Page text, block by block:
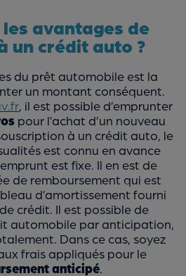
avantages de
un crédit auto ?
du prêt automobile est la
un montant conséquent.
, il est possible d’emprunter
pour l’achat d’un nouveau
à un crédit auto, le
est connu en avance
est fixe. Il en est de
de remboursement qui est
d’amortissement fourni
crédit. Il est possible de
automobile par anticipation,
Dans ce cas, soyez
frais appliqués pour le
anticipé